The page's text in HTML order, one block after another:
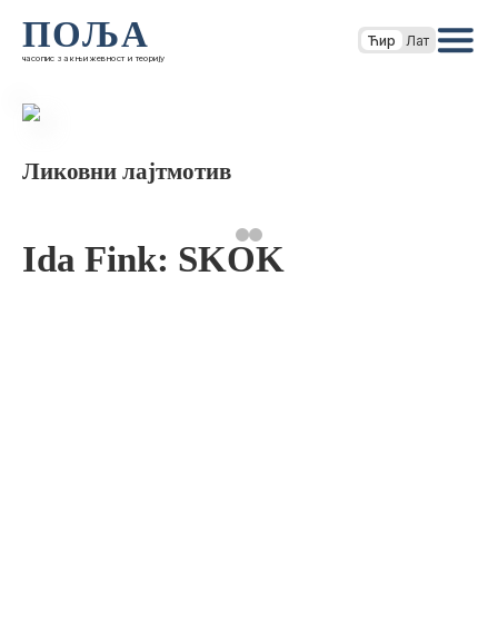
ПОЉА
часопис за књижевност и теорију
Ћир Лат
Ликовни лајтмотив
Ida Fink: SKOK